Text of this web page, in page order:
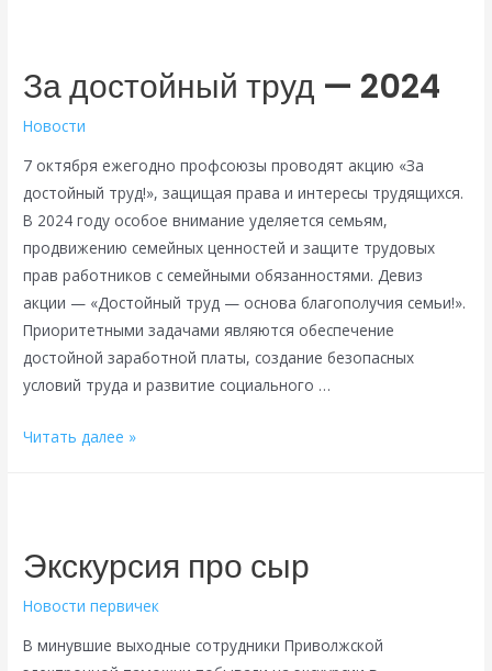
За достойный труд — 2024
Новости
7 октября ежегодно профсоюзы проводят акцию «За
достойный труд!», защищая права и интересы трудящихся.
В 2024 году особое внимание уделяется семьям,
продвижению семейных ценностей и защите трудовых
прав работников с семейными обязанностями. Девиз
акции — «Достойный труд — основа благополучия семьи!».
Приоритетными задачами являются обеспечение
достойной заработной платы, создание безопасных
условий труда и развитие социального …
За
Читать далее »
Экскурсия про сыр
Новости первичек
В минувшие выходные сотрудники Приволжской